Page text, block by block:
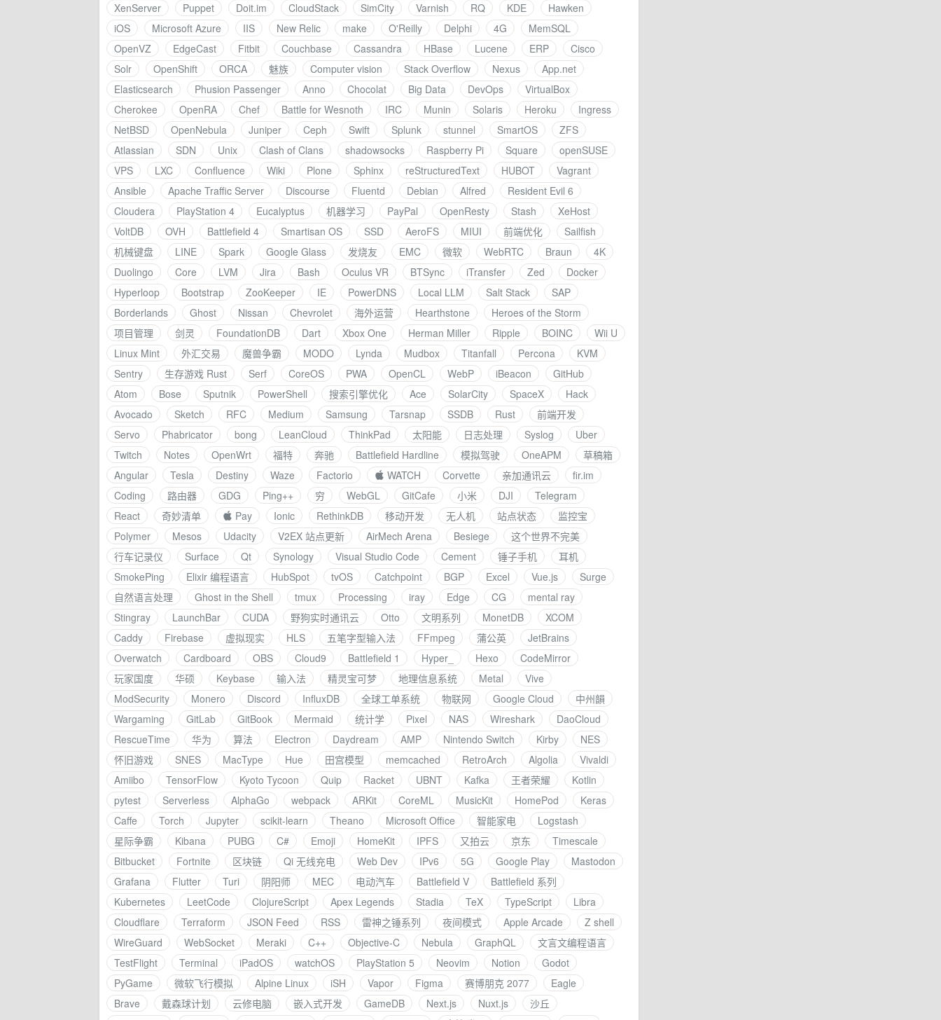
XenServer
Puppet Doit.im CloudStack SimCity Varnish RQ KDE
Hawken
iOS
Microsoft Azure IIS New Relic make O'Reilly Delphi 4G
MemSQL
OpenVZ
EdgeCast Fitbit Couchbase Cassandra HBase Lucene ERP
Cisco
Solr
OpenShift ORCA 魅族 Computer vision Stack Overflow Nexus
App.net
Elasticsearch
Phusion Passenger Anno Chocolat Big Data DevOps
VirtualBox
Cherokee
OpenRA Chef Battle for Wesnoth IRC Munin Solaris Heroku
Ingress
NetBSD
OpenNebula Juniper Ceph Swift Splunk stunnel SmartOS
ZFS
Atlassian
SDN Unix Clash of Clans shadowsocks Raspberry Pi Square
openSUSE
VPS
LXC Confluence Wiki Plone Sphinx reStructuredText HUBOT
Vagrant
Ansible
Apache Traffic Server Discourse Fluentd Debian Alfred
Resident Evil 6
Cloudera
PlayStation 4 Eucalyptus 机器学习 PayPal OpenResty Stash
XeHost
VoltDB
OVH Battlefield 4 Smartisan OS SSD AeroFS MIUI 前端优化
Sailfish
机械键盘
LINE Spark Google Glass 发烧友 EMC 微软 WebRTC Braun
4K
Duolingo
Core LVM Jira Bash Oculus VR BTSync iTransfer Zed
Docker
Hyperloop
Bootstrap ZooKeeper IE PowerDNS Local LLM Salt Stack
SAP
Borderlands
Ghost Nissan Chevrolet 海外运营 Hearthstone
Heroes of the Storm
项目管理
剑灵 FoundationDB Dart Xbox One Herman Miller Ripple BOINC
Wii U
Linux Mint
外汇交易 魔兽争霸 MODO Lynda Mudbox Titanfall Percona
KVM
Sentry
生存游戏 Rust Serf CoreOS PWA OpenCL WebP iBeacon
GitHub
Atom
Bose Sputnik PowerShell 搜索引擎优化 Ace SolarCity SpaceX
Hack
Avocado
Sketch RFC Medium Samsung Tarsnap SSDB Rust
前端开发
Servo
Phabricator bong LeanCloud ThinkPad 太阳能 日志处理 Syslog
Uber
Twitch
Notes OpenWrt 福特 奔驰 Battlefield Hardline 模拟驾驶 OneAPM
草稿箱
Angular
Tesla Destiny Waze Factorio  WATCH Corvette 亲加通讯云
fir.im
Coding
路由器 GDG Ping++ 穷 WebGL GitCafe 小米 DJI
Telegram
React
奇妙清单  Pay Ionic RethinkDB 移动开发 无人机 站点状态
监控宝
Polymer
Mesos Udacity V2EX 站点更新 AirMech Arena Besiege
这个世界不完美
行车记录仪
Surface Qt Synology Visual Studio Code Cement 锤子手机
耳机
SmokePing
Elixir 编程语言 HubSpot tvOS Catchpoint BGP Excel Vue.js
Surge
自然语言处理
Ghost in the Shell tmux Processing iray Edge CG
mental ray
Stingray
LaunchBar CUDA 野狗实时通讯云 Otto 文明系列 MonetDB
XCOM
Caddy
Firebase 虚拟现实 HLS 五笔字型输入法 FFmpeg 蒲公英
JetBrains
Overwatch
Cardboard OBS Cloud9 Battlefield 1 Hyper_ Hexo
CodeMirror
玩家国度
华硕 Keybase 输入法 精灵宝可梦 地理信息系统 Metal
Vive
ModSecurity
Monero Discord InfluxDB 全球工单系统 物联网 Google Cloud
中州韻
Wargaming
GitLab GitBook Mermaid 统计学 Pixel NAS Wireshark
DaoCloud
RescueTime
华为 算法 Electron Daydream AMP Nintendo Switch Kirby
NES
怀旧游戏
SNES MacType Hue 田宫模型 memcached RetroArch Algolia
Vivaldi
Amiibo
TensorFlow Kyoto Tycoon Quip Racket UBNT Kafka 王者荣耀
Kotlin
pytest
Serverless AlphaGo webpack ARKit CoreML MusicKit HomePod
Keras
Caffe
Torch Jupyter scikit-learn Theano Microsoft Office 智能家电
Logstash
星际争霸
Kibana PUBG C# Emoji HomeKit IPFS 又拍云 京东
Timescale
Bitbucket
Fortnite 区块链 Qi 无线充电 Web Dev IPv6 5G Google Play
Mastodon
Grafana
Flutter Turi 阴阳师 MEC 电动汽车 Battlefield V
Battlefield 系列
Kubernetes
LeetCode ClojureScript Apex Legends Stadia TeX TypeScript
Libra
Cloudflare
Terraform JSON Feed RSS 雷神之锤系列 夜间模式 Apple Arcade
Z shell
WireGuard
WebSocket Meraki C++ Objective-C Nebula GraphQL
文言文编程语言
TestFlight
Terminal iPadOS watchOS PlayStation 5 Neovim Notion
Godot
PyGame
微软飞行模拟 Alpine Linux iSH Vapor Figma 赛博朋克 2077
Eagle
Brave
戴森球计划 云修电脑 嵌入式开发 GameDB Next.js Nuxt.js
沙丘